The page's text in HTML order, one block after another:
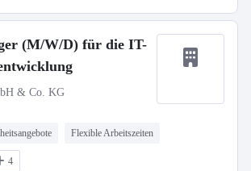
(M/W/D) für die IT-
& Co. KG
Flexible Arbeitszeiten
4